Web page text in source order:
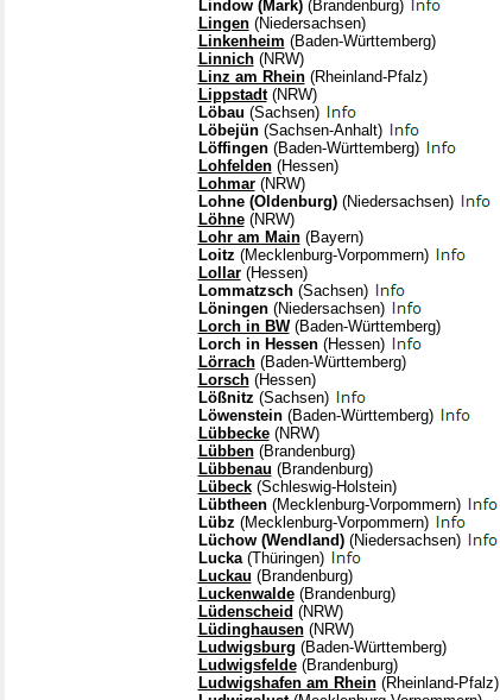
Lindow (Mark)(Brandenburg)
Lingen(Niedersachsen)
Linkenheim (Baden-Württemberg)
Linnich(NRW)
Linz am Rhein(Rheinland-Pfalz)
Lippstadt(NRW)
Löbau (Sachsen)
Löbejün(Sachsen-Anhalt)
Löffingen(Baden-Württemberg)
Lohfelden(Hessen)
Lohmar(NRW)
Lohne (Oldenburg)(Niedersachsen)
Löhne(NRW)
Lohr am Main(Bayern)
Loitz (Mecklenburg-Vorpommern)
Lollar(Hessen)
Lommatzsch(Sachsen)
Löningen(Niedersachsen)
Lorch in BW(Baden-Württemberg)
Lorch in Hessen(Hessen)
Lörrach(Baden-Württemberg)
Lorsch(Hessen)
Lößnitz (Sachsen)
Löwenstein(Baden-Württemberg)
Lübbecke(NRW)
Lübben(Brandenburg)
Lübbenau (Brandenburg)
Lübeck(Schleswig-Holstein)
Lübtheen(Mecklenburg-Vorpommern)
Lübz (Mecklenburg-Vorpommern)
Lüchow (Wendland)(Niedersachsen)
Lucka(Thüringen)
Luckau (Brandenburg)
Luckenwalde(Brandenburg)
Lüdenscheid (NRW)
Lüdinghausen(NRW)
Ludwigsburg (Baden-Württemberg)
Ludwigsfelde(Brandenburg)
Ludwigshafen am Rhein(Rheinland-Pfalz)